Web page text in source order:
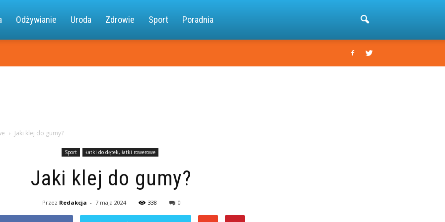
Odżywianie Uroda Zdrowie Sport Poradnia
Jaki klej do gumy?
Sport Łatki do dętek, łatki rowerowe
Jaki klej do gumy?
Przez Redakcja - 7 maja 2024 338 0